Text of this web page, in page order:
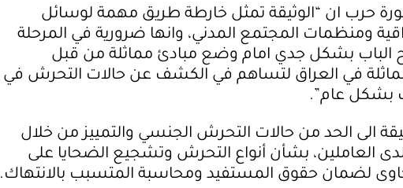
حرب ان “الوثيقة تمثل خارطة طريق مهمة لوسائل
ومنظمات المجتمع المدني، وانها ضرورية في المرحلة
الباب بشكل جدي امام وضع مبادئ مماثلة من قبل
في العراق لتساهم في الكشف عن حالات التحرش في
بشكل عام”.
الى الحد من حالات التحرش الجنسي والتمييز من خلال
العاملين، بشأن أنواع التحرش وتشجيع الضحايا على
لضمان حقوق المستفيد ومحاسبة المتسبب بالانتهاك.